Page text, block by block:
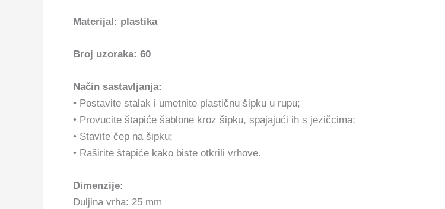
Materijal: plastika
Broj uzoraka: 60
Način sastavljanja:
• Postavite stalak i umetnite plastičnu šipku u rupu;
• Provucite štapiće šablone kroz šipku, spajajući ih s jezičcima;
• Stavite čep na šipku;
• Raširite štapiće kako biste otkrili vrhove.
Dimenzije:
Duljina vrha: 25 mm